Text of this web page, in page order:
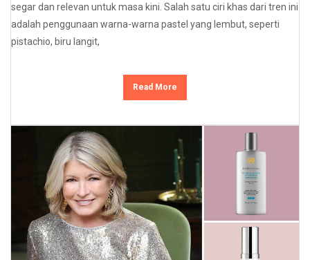
segar dan relevan untuk masa kini. Salah satu ciri khas dari tren ini
adalah penggunaan warna-warna pastel yang lembut, seperti
pistachio, biru langit,
Read More